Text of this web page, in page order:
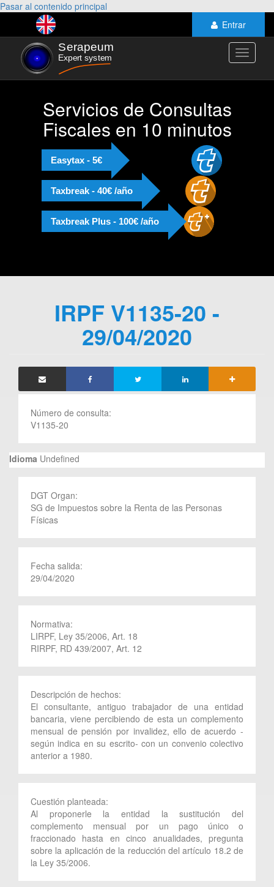
Pasar al contenido principal
Entrar
Toggle
Servicios de Consultas
Fiscales en 10 minutos
Easytax - 5€
Taxbreak - 40€ /año
Taxbreak Plus - 100€ /año
IRPF V1135-20 -
29/04/2020
Número de consulta:
V1135-20
Idioma Undefined
DGT Organ:
SG de Impuestos sobre la Renta de las Personas
Físicas
Fecha salida:
29/04/2020
Normativa:
LIRPF, Ley 35/2006, Art. 18
RIRPF, RD 439/2007, Art. 12
Descripción de hechos:
El consultante, antiguo trabajador de una entidad
bancaria, viene percibiendo de esta un complemento
mensual de pensión por invalidez, ello de acuerdo -
según indica en su escrito- con un convenio colectivo
anterior a 1980.
Cuestión planteada:
Al proponerle la entidad la sustitución del
complemento mensual por un pago único o
fraccionado hasta en cinco anualidades, pregunta
sobre la aplicación de la reducción del artículo 18.2 de
la Ley 35/2006.